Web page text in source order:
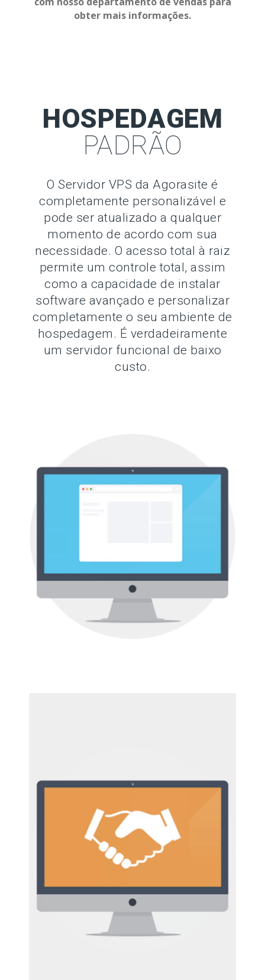
obter mais informações.
HOSPEDAGEM
PADRÃO
O Servidor VPS da Agorasite é
completamente personalizável e
pode ser atualizado a qualquer
momento de acordo com sua
necessidade. O acesso total à raiz
permite um controle total, assim
como a capacidade de instalar
software avançado e personalizar
completamente o seu ambiente de
hospedagem. É verdadeiramente
um servidor funcional de baixo
custo.